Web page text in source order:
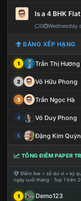
Is a 4 BHK
0 Wednesday
BẢNG XẾP HẠNG
1 Trần Thị Hương
2 Võ Hữu Phong
3 Trần Ngọc Hà
4 Võ Duy Phong
5 Đặng Kim
TỔNG ĐIỂM PAPER
Điểm live = số dư ví + ký
ngày cuối tháng · Top 1 trên
1 Demo123